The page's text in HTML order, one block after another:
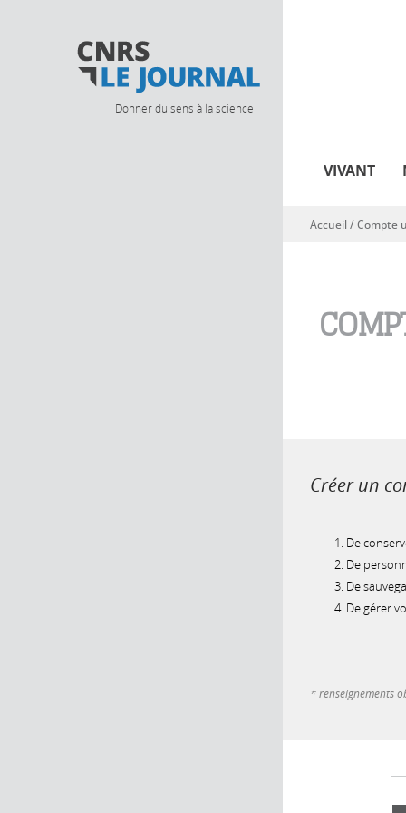
Donner du sens à la science
VIVANT
Vous êtes ici
Accueil/Compte
Créer un
De
De
De
De gérer
* renseignements